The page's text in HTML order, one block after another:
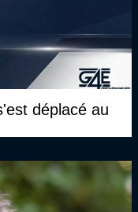
déplacé au